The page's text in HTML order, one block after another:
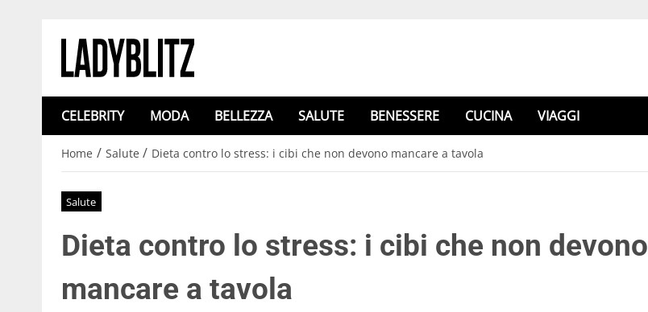
CELEBRITY MODA BELLEZZA SALUTE BENESSERE CUCINA VIAGGI
Home / Salute / Dieta contro lo stress: i cibi che non devono mancare a tavola
Salute
Dieta contro lo stress: i cibi che non devono
mancare a tavola